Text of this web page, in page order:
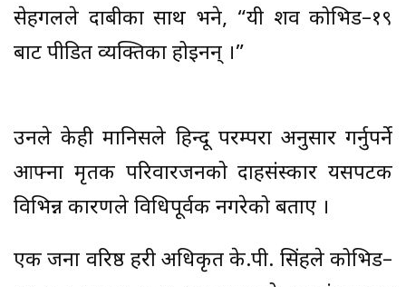
सेहगलले दाबीका साथ भने, “यी शव कोभिड–१९
बाट पीडित व्यक्तिका होइनन् ।”
उनले केही मानिसले हिन्दू परम्परा अनुसार गर्नुपर्ने
आफ्ना मृतक परिवारजनको दाहसंस्कार यसपटक
विभिन्न कारणले विधिपूर्वक नगरेको बताए ।
एक जना वरिष्ठ प्रहरी अधिकृत के.पी. सिंहले कोभिड–